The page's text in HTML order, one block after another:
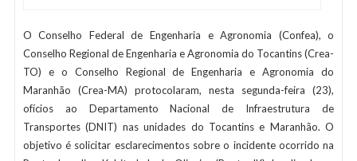
O Conselho Federal de Engenharia e Agronomia (Confea), o
Conselho Regional de Engenharia e Agronomia do Tocantins (Crea-
TO) e o Conselho Regional de Engenharia e Agronomia do
Maranhão (Crea-MA) protocolaram, nesta segunda-feira (23),
ofícios ao Departamento Nacional de Infraestrutura de
Transportes (DNIT) nas unidades do Tocantins e Maranhão. O
objetivo é solicitar esclarecimentos sobre o incidente ocorrido na